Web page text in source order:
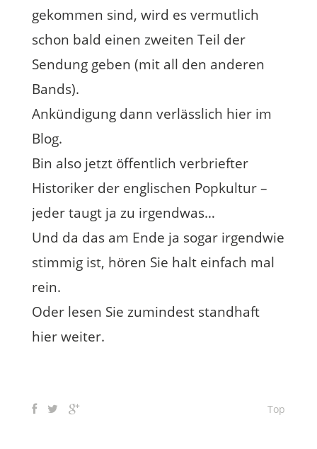
gekommen sind, wird es vermutlich
schon bald einen zweiten Teil der
Sendung geben (mit all den anderen
Bands).
Ankündigung dann verlässlich hier im
Blog.
Bin also jetzt öffentlich verbriefter
Historiker der englischen Popkultur –
jeder taugt ja zu irgendwas…
Und da das am Ende ja sogar irgendwie
stimmig ist, hören Sie halt einfach mal
rein.
Oder lesen Sie zumindest standhaft
hier weiter.
Top